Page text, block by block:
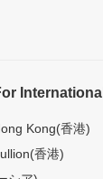
International
Kong(香港)
香港)